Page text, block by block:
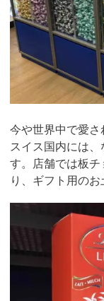
今や世界中で愛さ
スイス国内には
す。店舗では板
り、ギフト用のお